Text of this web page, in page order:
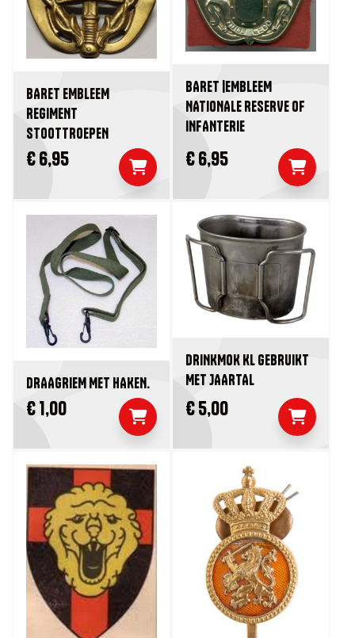
BARET EMBLEEM
REGIMENT
STOOTTROEPEN
€ 6,95
BARET |EMBLEEM
NATIONALE RESERVE OF
INFANTERIE
€ 6,95
DRAAGRIEM MET HAKEN.
€ 1,00
DRINKMOK KL GEBRUIKT
MET JAARTAL
€ 5,00